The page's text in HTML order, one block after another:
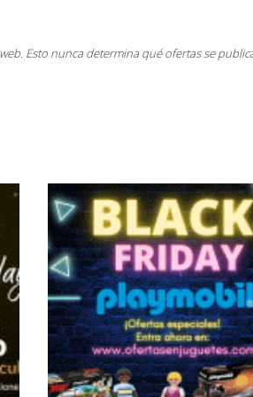
Esto nunca determina qué ofertas se